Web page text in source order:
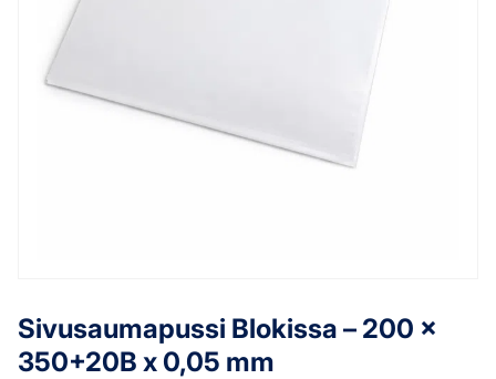
Sivusaumapussi Blokissa – 200 x
350+20B x 0,05 mm